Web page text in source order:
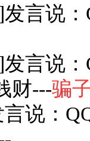
言说
言说
财---骗
言说：